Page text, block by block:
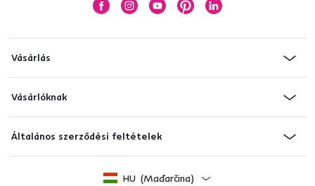
Vásárlás
Vásárlóknak
Általános szerződési feltételek
HU (Maďarčina)